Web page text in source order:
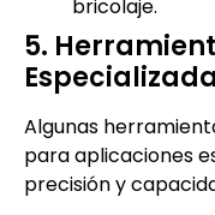
bricolaje.
5.
Algunas
para aplicaciones
precisión y